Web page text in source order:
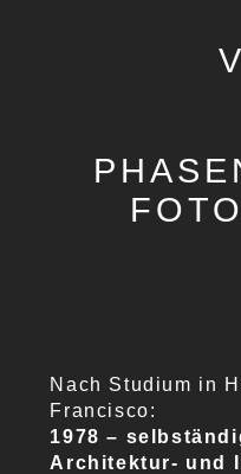
Nach Studium in
Francisco:
1978 –
Architektur- und